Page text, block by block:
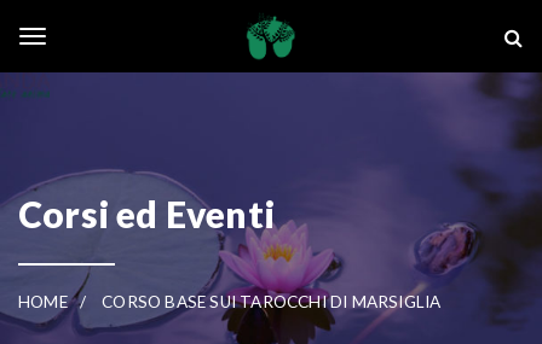
Corsi ed Eventi
HOME CORSO BASE SUI TAROCCHI DI MARSIGLIA